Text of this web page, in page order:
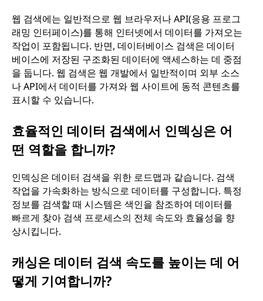
웹 검색에는 일반적으로 웹 브라우저나 API(응용 프로그
래밍 인터페이스)를 통해 인터넷에서 데이터를 가져오는
작업이 포함됩니다. 반면, 데이터베이스 검색은 데이터
베이스에 저장된 구조화된 데이터에 액세스하는 데 중점
을 둡니다. 웹 검색은 웹 개발에서 일반적이며 외부 소스
나 API에서 데이터를 가져와 웹 사이트에 동적 콘텐츠를
표시할 수 있습니다.
효율적인 데이터 검색에서 인덱싱은 어
떤 역할을 합니까?
인덱싱은 데이터 검색을 위한 로드맵과 같습니다. 검색
작업을 가속화하는 방식으로 데이터를 구성합니다. 특정
정보를 검색할 때 시스템은 색인을 참조하여 데이터를
빠르게 찾아 검색 프로세스의 전체 속도와 효율성을 향
상시킵니다.
캐싱은 데이터 검색 속도를 높이는 데 어
떻게 기여합니까?